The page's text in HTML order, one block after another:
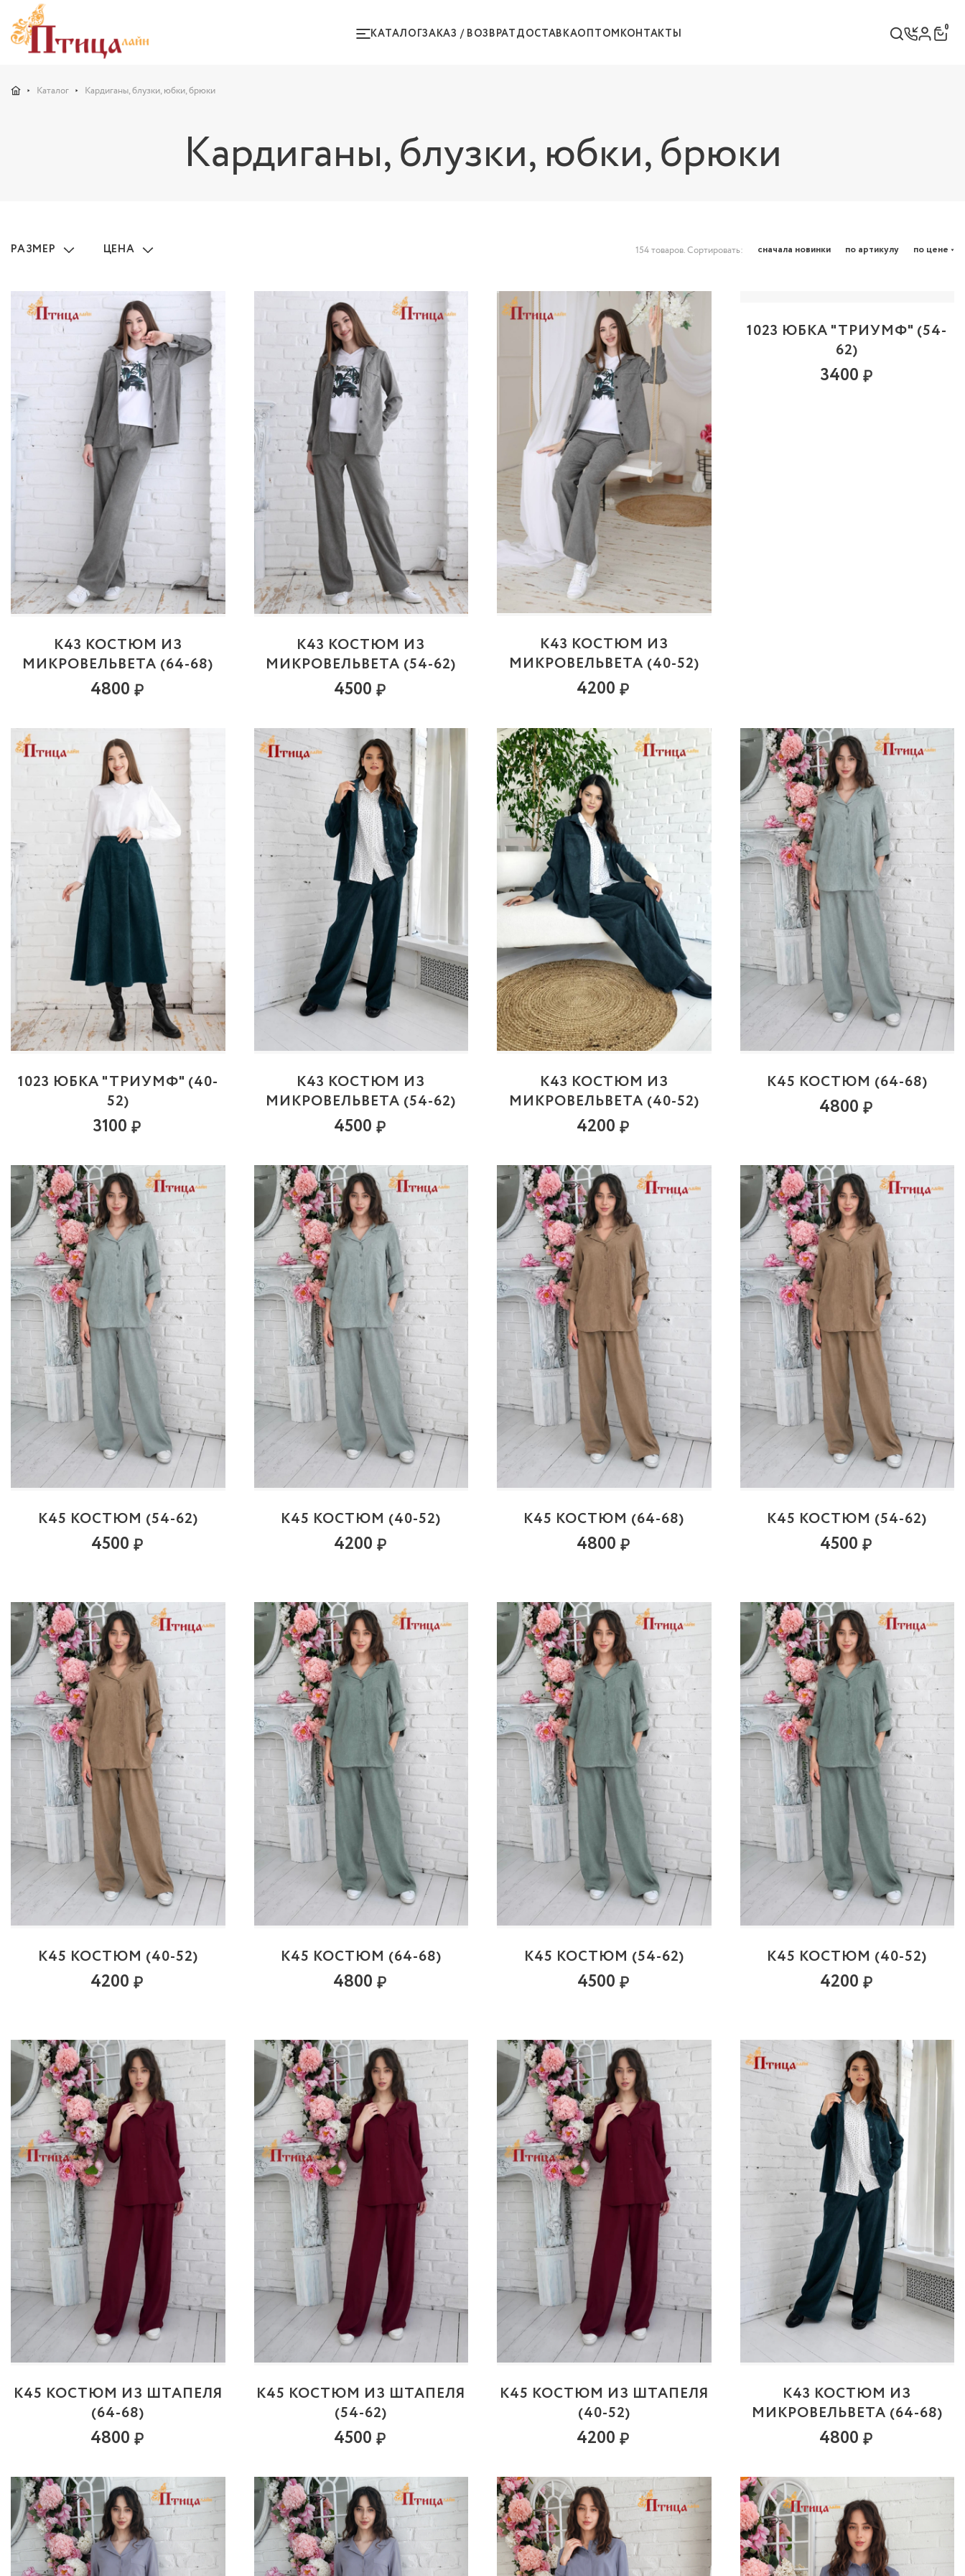
КАТАЛОГЗАКАЗ / ВОЗВРАТДОСТАВКАОПТОМКОНТАКТЫ 0
Каталог Кардиганы, блузки, юбки, брюки
Кардиганы, блузки, юбки, брюки
РАЗМЕР ЦЕНА 154 товаров. Сортировать: сначала новинки по артикулу по цене
К43 КОСТЮМ ИЗ
МИКРОВЕЛЬВЕТА (64-68)
4800
К43 КОСТЮМ ИЗ
МИКРОВЕЛЬВЕТА (54-62)
4500
К43 КОСТЮМ ИЗ
МИКРОВЕЛЬВЕТА (40-52)
4200
1023 ЮБКА "ТРИУМФ" (54-
62)
3400
1023 ЮБКА "ТРИУМФ" (40-
52)
3100
К43 КОСТЮМ ИЗ
МИКРОВЕЛЬВЕТА (54-62)
4500
К43 КОСТЮМ ИЗ
МИКРОВЕЛЬВЕТА (40-52)
4200
К45 КОСТЮМ (64-68)
4800
К45 КОСТЮМ (54-62)
4500
К45 КОСТЮМ (40-52)
4200
К45 КОСТЮМ (64-68)
4800
К45 КОСТЮМ (54-62)
4500
К45 КОСТЮМ (40-52)
4200
К45 КОСТЮМ (64-68)
4800
К45 КОСТЮМ (54-62)
4500
К45 КОСТЮМ (40-52)
4200
К45 КОСТЮМ ИЗ ШТАПЕЛЯ
(64-68)
4800
К45 КОСТЮМ ИЗ ШТАПЕЛЯ
(54-62)
4500
К45 КОСТЮМ ИЗ ШТАПЕЛЯ
(40-52)
4200
К43 КОСТЮМ ИЗ
МИКРОВЕЛЬВЕТА (64-68)
4800